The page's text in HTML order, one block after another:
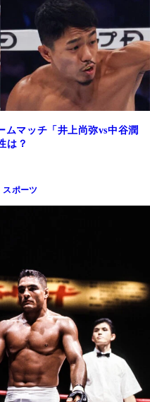
ムマッチ「井上尚弥vs中谷潤
は？
スポーツ